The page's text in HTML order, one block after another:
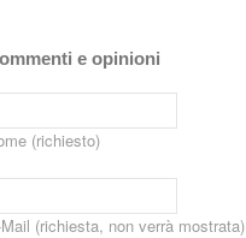
e opinioni
(richiesto)
(richiesta, non verrà mostrata)